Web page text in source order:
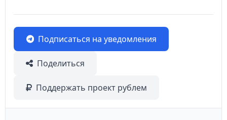
Подписаться на уведомления
Поделиться
Поддержать проект рублем